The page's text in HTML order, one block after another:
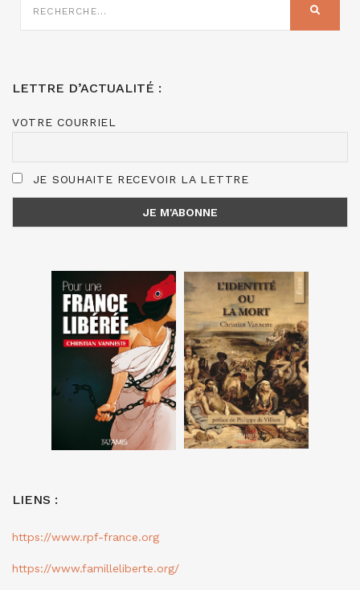
SUR
LETTRE D’ACTUALITÉ :
VOTRE COURRIEL
JE SOUHAITE RECEVOIR LA LETTRE
LIENS :
https://www.rpf-france.org
https://www.familleliberte.org/